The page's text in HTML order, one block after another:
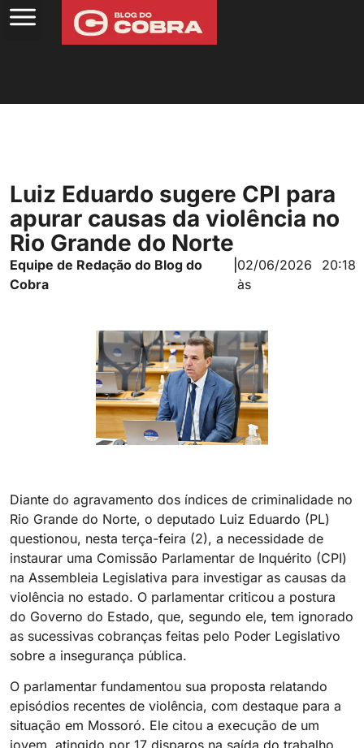
Luiz Eduardo sugere CPI para
apurar causas da violência no
Rio Grande do Norte
Equipe de Redação do Blog do
Cobra
02/06/2026
às
20:18
Diante do agravamento dos índices de criminalidade no
Rio Grande do Norte, o deputado Luiz Eduardo (PL)
questionou, nesta terça-feira (2), a necessidade de
instaurar uma Comissão Parlamentar de Inquérito (CPI)
na Assembleia Legislativa para investigar as causas da
violência no estado. O parlamentar criticou a postura
do Governo do Estado, que, segundo ele, tem ignorado
as sucessivas cobranças feitas pelo Poder Legislativo
sobre a insegurança pública.
O parlamentar fundamentou sua proposta relatando
episódios recentes de violência, com destaque para a
situação em Mossoró. Ele citou a execução de um